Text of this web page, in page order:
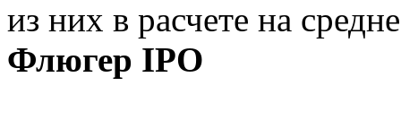
из них в расчете на
Флюгер IPO